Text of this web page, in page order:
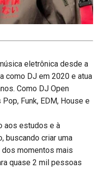
eletrônica desde a
como DJ em 2020 e atua
Como DJ Open
Funk, EDM, House e
aos estudos e à
buscando criar uma
dos momentos mais
quase 2 mil pessoas